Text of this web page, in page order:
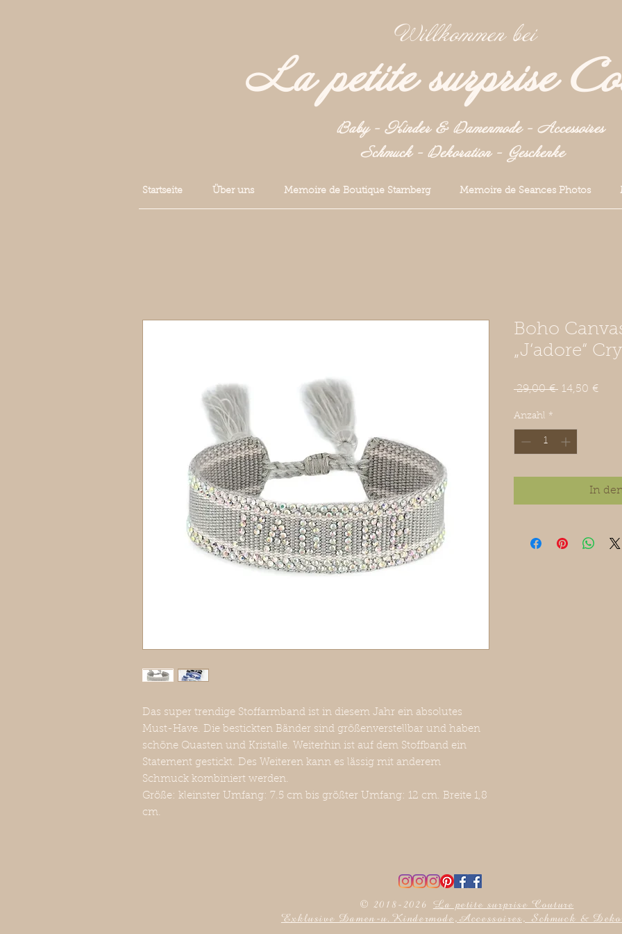
Willkommen bei
La petite surprise
Baby - Kinder & Damenmode - Accessoires
Schmuck - Dekoration - Geschenke
Startseite Über uns Memoire de Boutique Starnberg Memoire de Seances Photos
Das super trendige Stoffarmband ist in diesem Jahr ein absolutes
Must-Have. Die bestickten Bänder sind größenverstellbar und haben
schöne Quasten und Kristalle. Weiterhin ist auf dem Stoffband ein
Statement gestickt. Des Weiteren kann es lässig mit anderem
Schmuck kombiniert werden.
Größe: kleinster Umfang: 7.5 cm bis größter Umfang: 12 cm. Breite 1,8
cm.
Boho
„J‘adore“
29,00 € 14,50 €Sale-
Anzahl *
In
© 2018-2026 La petite surprise Couture
Exklusive Damen-u.Kindermode,Accessoires, Schmuck &